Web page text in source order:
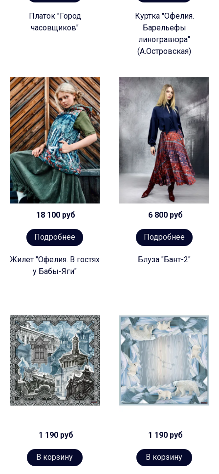
Платок "Город
часовщиков"
Куртка "Офелия.
Барельефы
линогравюра"
(А.Островская)
18 100 руб
Подробнее
Жилет "Офелия. В гостях
у Бабы-Яги"
6 800 руб
Подробнее
Блуза "Бант-2"
1 190 руб
В корзину
1 190 руб
В корзину